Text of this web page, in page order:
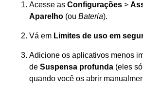
Acesse as Configurações >
Aparelho (ou Bateria).
Vá em Limites de uso em
Adicione os aplicativos menos
de Suspensa profunda (eles
quando você os abrir